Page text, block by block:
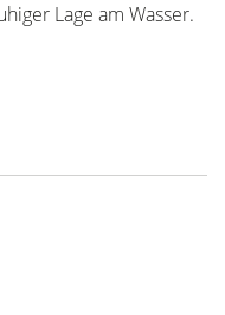
Lage am Wasser.